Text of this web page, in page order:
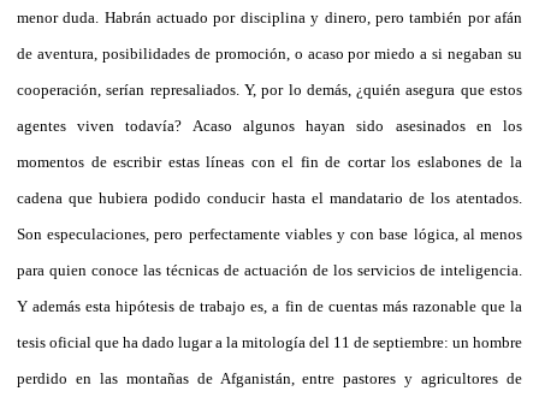
menor duda. Habrán actuado por disciplina y dinero, pero también por afán
de aventura, posibilidades de promoción, o acaso por miedo a si negaban su
cooperación, serían represaliados. Y, por lo demás, ¿quién asegura que estos
agentes viven todavía? Acaso algunos hayan sido asesinados en los
momentos de escribir estas líneas con el fin de cortar los eslabones de la
cadena que hubiera podido conducir hasta el mandatario de los atentados.
Son especulaciones, pero perfectamente viables y con base lógica, al menos
para quien conoce las técnicas de actuación de los servicios de inteligencia.
Y además esta hipótesis de trabajo es, a fin de cuentas más razonable que la
tesis oficial que ha dado lugar a la mitología del 11 de septiembre: un hombre
perdido en las montañas de Afganistán, entre pastores y agricultores de